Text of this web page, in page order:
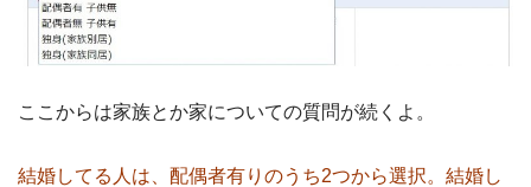
ここからは家族とか家についての質問が続くよ。
結婚してる人は、配偶者有りのうち2つから選択。結婚し